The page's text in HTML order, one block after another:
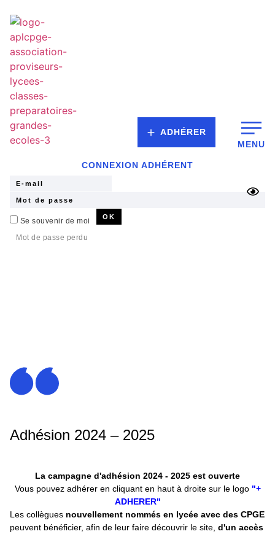
ADHÉRER
MENU
CONNEXION ADHÉRENT
Se souvenir de moi
Mot de passe perdu
Adhésion 2024 – 2025
La campagne d'adhésion 2024 - 2025 est ouverte
Vous pouvez adhérer en cliquant en haut à droite sur le logo "+
ADHERER"
Les collègues nouvellement nommés en lycée avec des CPGE
peuvent bénéficier, afin de leur faire découvrir le site, d'un accès